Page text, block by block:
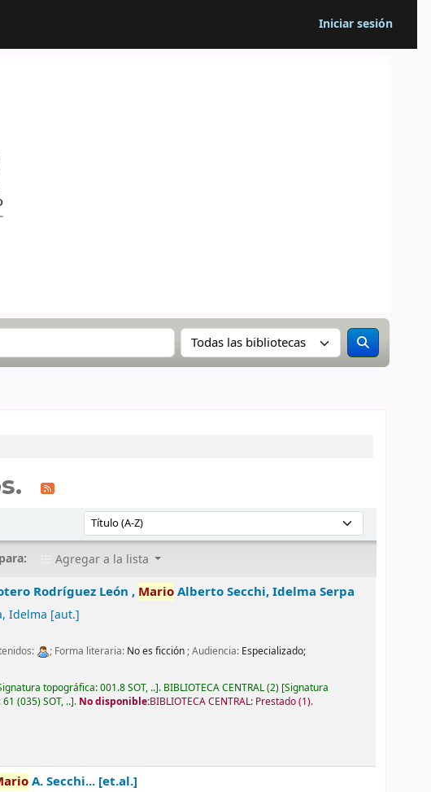
Iniciar sesión
Ordenar por:
Agregar a la lista
Rodríguez León , MarioAlberto Secchi, Idelma Serpa
Idelma [aut.]
; Forma literaria: No es ficción; Audiencia: Especializado;
topográfica:001.8 SOT, .. . BIBLIOTECA CENTRAL(2) Signatura
61 (035) SOT, .. . No disponible:BIBLIOTECA CENTRAL: Prestado(1).
A. Secchi... [et.al.]